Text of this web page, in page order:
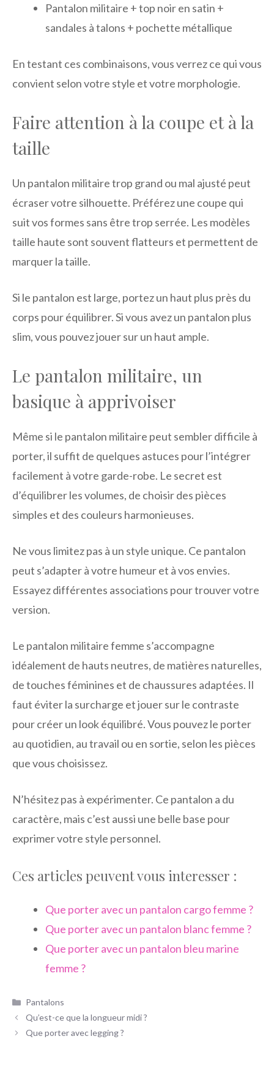
Pantalon militaire + top noir en satin +
sandales à talons + pochette métallique
En testant ces combinaisons, vous verrez ce qui vous
convient selon votre style et votre morphologie.
Faire attention à la coupe et à la
taille
Un pantalon militaire trop grand ou mal ajusté peut
écraser votre silhouette. Préférez une coupe qui
suit vos formes sans être trop serrée. Les modèles
taille haute sont souvent flatteurs et permettent de
marquer la taille.
Si le pantalon est large, portez un haut plus près du
corps pour équilibrer. Si vous avez un pantalon plus
slim, vous pouvez jouer sur un haut ample.
Le pantalon militaire, un
basique à apprivoiser
Même si le pantalon militaire peut sembler difficile à
porter, il suffit de quelques astuces pour l’intégrer
facilement à votre garde-robe. Le secret est
d’équilibrer les volumes, de choisir des pièces
simples et des couleurs harmonieuses.
Ne vous limitez pas à un style unique. Ce pantalon
peut s’adapter à votre humeur et à vos envies.
Essayez différentes associations pour trouver votre
version.
Le pantalon militaire femme s’accompagne
idéalement de hauts neutres, de matières naturelles,
de touches féminines et de chaussures adaptées. Il
faut éviter la surcharge et jouer sur le contraste
pour créer un look équilibré. Vous pouvez le porter
au quotidien, au travail ou en sortie, selon les pièces
que vous choisissez.
N’hésitez pas à expérimenter. Ce pantalon a du
caractère, mais c’est aussi une belle base pour
exprimer votre style personnel.
Ces articles peuvent vous interesser :
Que porter avec un pantalon cargo femme ?
Que porter avec un pantalon blanc femme ?
Que porter avec un pantalon bleu marine
femme ?
Catégories
Pantalons
Qu’est-ce que la longueur midi ?
Que porter avec legging ?